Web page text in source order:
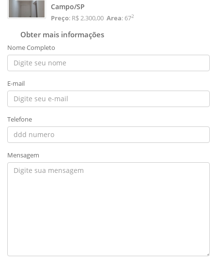
Campo/SP
Preço: R$ 2.300,00 Area: 672
Obter mais informações
Nome Completo
E-mail
Telefone
Mensagem